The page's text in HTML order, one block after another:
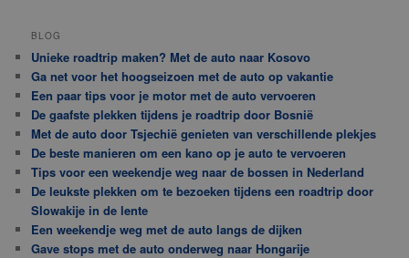
BLOG
Unieke roadtrip maken? Met de auto naar Kosovo
Ga net voor het hoogseizoen met de auto op vakantie
Een paar tips voor je motor met de auto vervoeren
De gaafste plekken tijdens je roadtrip door Bosnië
Met de auto door Tsjechië genieten van verschillende plekjes
De beste manieren om een kano op je auto te vervoeren
Tips voor een weekendje weg naar de bossen in Nederland
De leukste plekken om te bezoeken tijdens een roadtrip door
Slowakije in de lente
Een weekendje weg met de auto langs de dijken
Gave stops met de auto onderweg naar Hongarije